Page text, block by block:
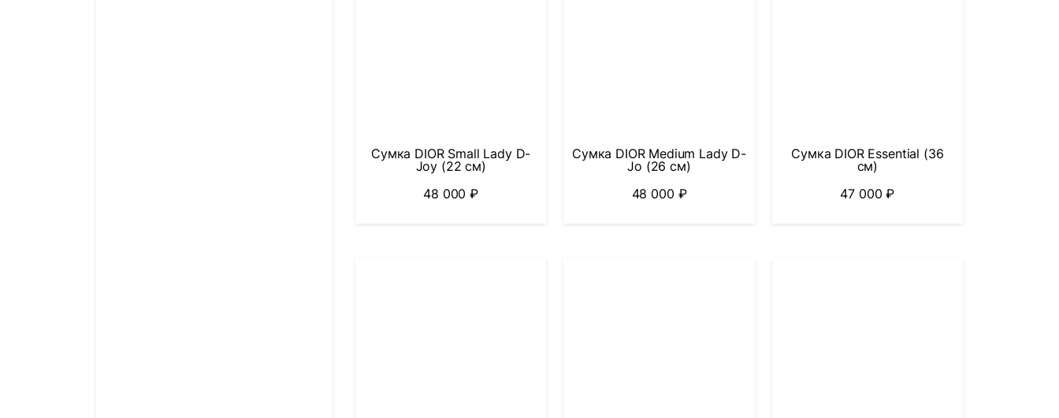
Сумка DIOR Small Lady D-
Joy (22 см)
48 000₽
Сумка DIOR Medium Lady D-
Jo (26 см)
48 000 ₽
Сумка DIOR Essential (36
см)
47 000₽